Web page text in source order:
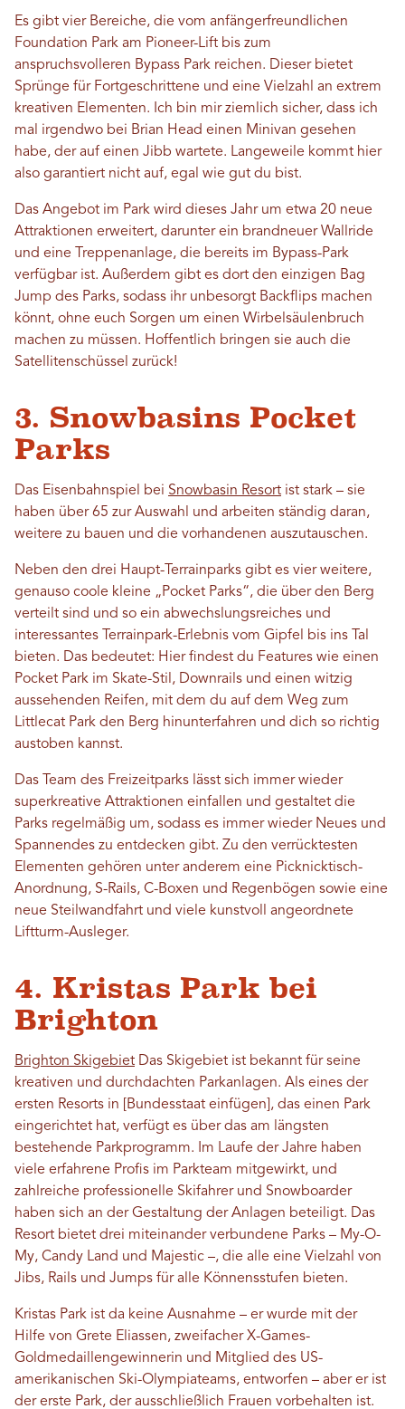
Es gibt vier Bereiche, die vom anfängerfreundlichen
Foundation Park am Pioneer-Lift bis zum
anspruchsvolleren Bypass Park reichen. Dieser bietet
Sprünge für Fortgeschrittene und eine Vielzahl an extrem
kreativen Elementen. Ich bin mir ziemlich sicher, dass ich
mal irgendwo bei Brian Head einen Minivan gesehen
habe, der auf einen Jibb wartete. Langeweile kommt hier
also garantiert nicht auf, egal wie gut du bist.
Das Angebot im Park wird dieses Jahr um etwa 20 neue
Attraktionen erweitert, darunter ein brandneuer Wallride
und eine Treppenanlage, die bereits im Bypass-Park
verfügbar ist. Außerdem gibt es dort den einzigen Bag
Jump des Parks, sodass ihr unbesorgt Backflips machen
könnt, ohne euch Sorgen um einen Wirbelsäulenbruch
machen zu müssen. Hoffentlich bringen sie auch die
Satellitenschüssel zurück!
3. Snowbasins Pocket
Parks
Das Eisenbahnspiel bei Snowbasin Resort ist stark – sie
haben über 65 zur Auswahl und arbeiten ständig daran,
weitere zu bauen und die vorhandenen auszutauschen.
Neben den drei Haupt-Terrainparks gibt es vier weitere,
genauso coole kleine „Pocket Parks“, die über den Berg
verteilt sind und so ein abwechslungsreiches und
interessantes Terrainpark-Erlebnis vom Gipfel bis ins Tal
bieten. Das bedeutet: Hier findest du Features wie einen
Pocket Park im Skate-Stil, Downrails und einen witzig
aussehenden Reifen, mit dem du auf dem Weg zum
Littlecat Park den Berg hinunterfahren und dich so richtig
austoben kannst.
Das Team des Freizeitparks lässt sich immer wieder
superkreative Attraktionen einfallen und gestaltet die
Parks regelmäßig um, sodass es immer wieder Neues und
Spannendes zu entdecken gibt. Zu den verrücktesten
Elementen gehören unter anderem eine Picknicktisch-
Anordnung, S-Rails, C-Boxen und Regenbögen sowie eine
neue Steilwandfahrt und viele kunstvoll angeordnete
Liftturm-Ausleger.
4. Kristas Park bei
Brighton
Brighton Skigebiet Das Skigebiet ist bekannt für seine
kreativen und durchdachten Parkanlagen. Als eines der
ersten Resorts in [Bundesstaat einfügen], das einen Park
eingerichtet hat, verfügt es über das am längsten
bestehende Parkprogramm. Im Laufe der Jahre haben
viele erfahrene Profis im Parkteam mitgewirkt, und
zahlreiche professionelle Skifahrer und Snowboarder
haben sich an der Gestaltung der Anlagen beteiligt. Das
Resort bietet drei miteinander verbundene Parks – My-O-
My, Candy Land und Majestic –, die alle eine Vielzahl von
Jibs, Rails und Jumps für alle Könnensstufen bieten.
Kristas Park ist da keine Ausnahme – er wurde mit der
Hilfe von Grete Eliassen, zweifacher X-Games-
Goldmedaillengewinnerin und Mitglied des US-
amerikanischen Ski-Olympiateams, entworfen – aber er ist
der erste Park, der ausschließlich Frauen vorbehalten ist.